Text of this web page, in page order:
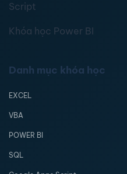
Script
Khóa học Power BI
Danh mục khóa học
EXCEL
VBA
POWER BI
SQL